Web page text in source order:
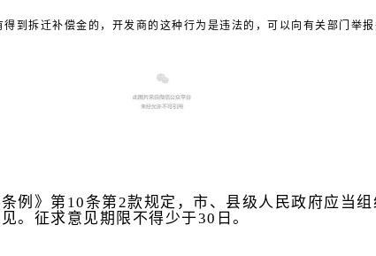
到拆迁补偿金的，开发商的这种行为是违法的，可以向有关部门举报
例》第10条第2款规定，市、县级人民政府应当
。征求意见期限不得少于30日。